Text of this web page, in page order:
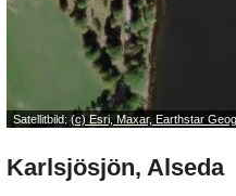
Satellitbild:(c) Esri, Maxar, Earthstar
Karlsjösjön, Alseda